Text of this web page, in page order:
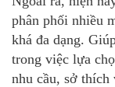
phân phối nhiều
khá đa dạng.
trong việc lựa
nhu cầu, sở thích